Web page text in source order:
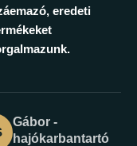
eredeti
Gábor -
hajókarbantartó